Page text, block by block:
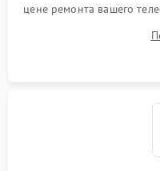
цене ремонта вашего